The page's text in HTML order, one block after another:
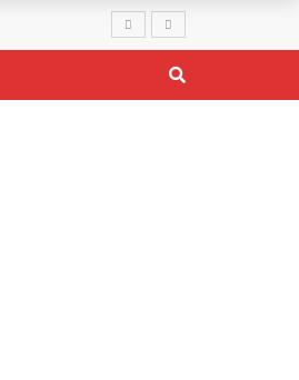
du Littoral, au niveau des